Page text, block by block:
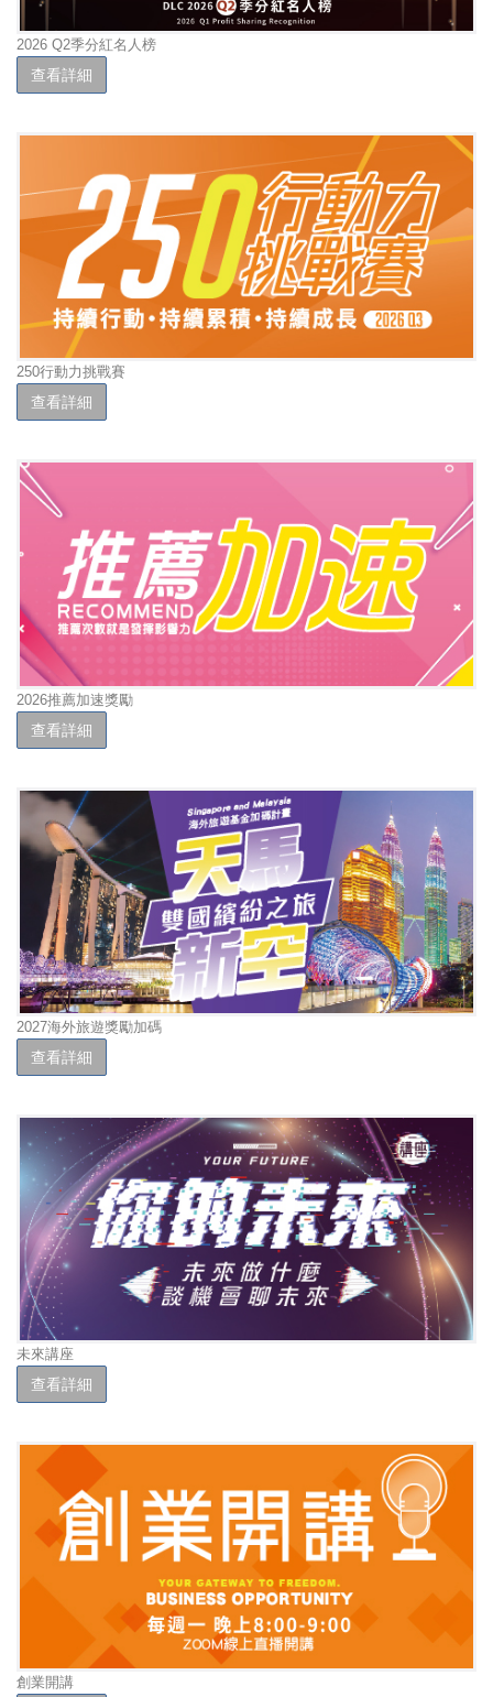
2026 Q2季分紅名人榜
查看詳細
250行動力挑戰賽
查看詳細
2026推薦加速獎勵
查看詳細
2027海外旅遊獎勵加碼
查看詳細
未來講座
查看詳細
創業開講